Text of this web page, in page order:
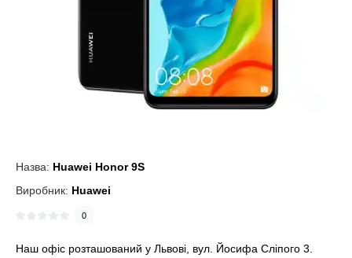
Назва: Huawei Honor 9S
Виробник: Huawei
0
Наш офіс розташований у Львові, вул. Йосифа Сліпого 3.